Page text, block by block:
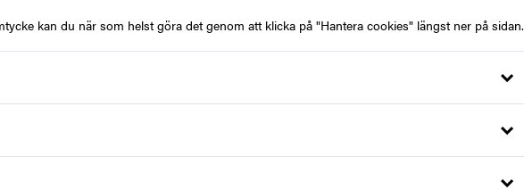
kan du när som helst göra det genom att klicka på "Hantera cookies" längst ner på sidan.